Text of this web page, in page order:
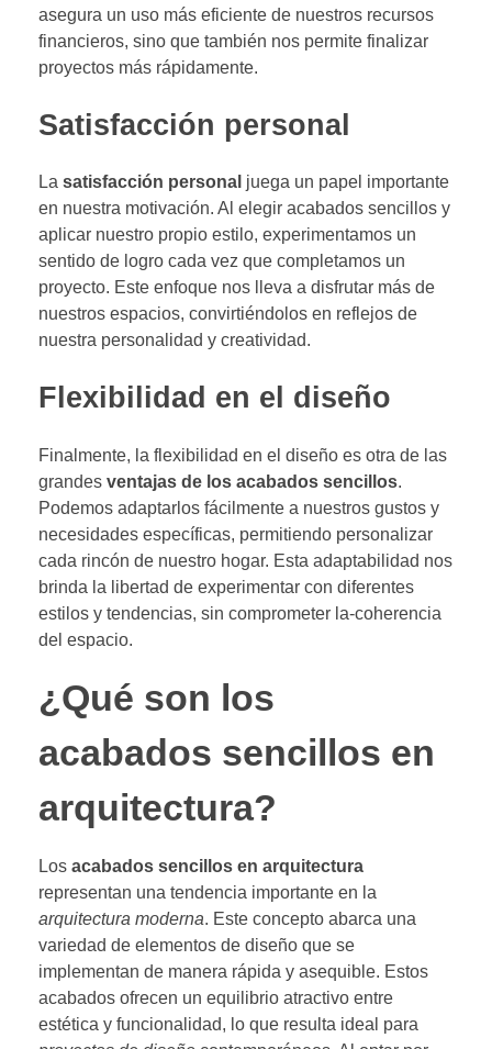
asegura un uso más eficiente de nuestros recursos
financieros, sino que también nos permite finalizar
proyectos más rápidamente.
Satisfacción personal
La satisfacción personal juega un papel importante
en nuestra motivación. Al elegir acabados sencillos y
aplicar nuestro propio estilo, experimentamos un
sentido de logro cada vez que completamos un
proyecto. Este enfoque nos lleva a disfrutar más de
nuestros espacios, convirtiéndolos en reflejos de
nuestra personalidad y creatividad.
Flexibilidad en el diseño
Finalmente, la flexibilidad en el diseño es otra de las
grandes ventajas de los acabados sencillos.
Podemos adaptarlos fácilmente a nuestros gustos y
necesidades específicas, permitiendo personalizar
cada rincón de nuestro hogar. Esta adaptabilidad nos
brinda la libertad de experimentar con diferentes
estilos y tendencias, sin comprometer la-coherencia
del espacio.
¿Qué son los
acabados sencillos en
arquitectura?
Los acabados sencillos en arquitectura
representan una tendencia importante en la
arquitectura moderna. Este concepto abarca una
variedad de elementos de diseño que se
implementan de manera rápida y asequible. Estos
acabados ofrecen un equilibrio atractivo entre
estética y funcionalidad, lo que resulta ideal para